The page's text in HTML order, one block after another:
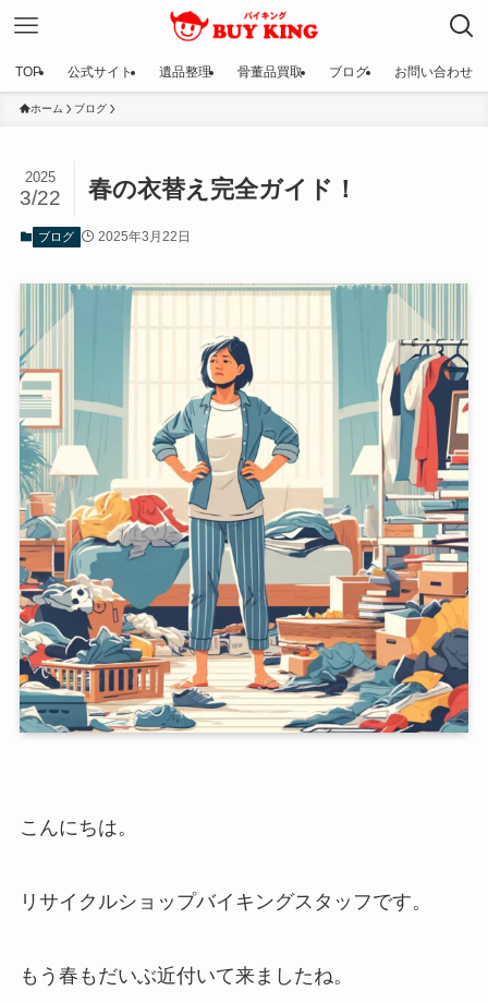
TOP 公式サイト 遺品整理 骨董品買取 ブログ お問い合わせ
ホーム ブログ
春の衣替え完全ガイド！
2025
3/22
ブログ 2025年3月22日
こんにちは。
リサイクルショップバイキングスタッフです。
もう春もだいぶ近付いて来ましたね。